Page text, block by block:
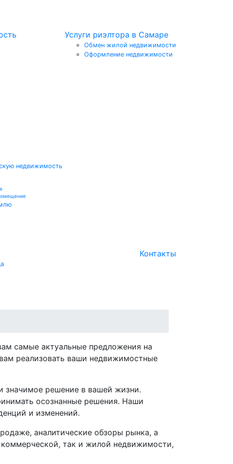
недвижимость
Услуги риэлтора в Самаре
Обмен жилой недвижимости
Оформление недвижимости
Контакты
самые актуальные предложения на
реализовать ваши недвижимостные
значимое решение в вашей жизни.
осознанные решения. Наши
и изменений.
аналитические обзоры рынка, а
так и жилой недвижимости,